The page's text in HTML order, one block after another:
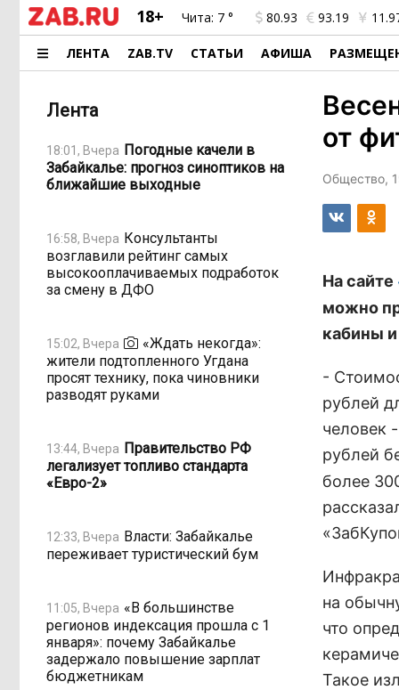
18+ Чита: 7 ° 80.93 93.19
ЛЕНТА ZAB.TV СТАТЬИ АФИША
Лента
18:01, Вчера Погодные качели в
Забайкалье: прогноз синоптиков на
ближайшие выходные
16:58, Вчера Консультанты
возглавили рейтинг самых
высокооплачиваемых подработок
за смену в ДФО
15:02, Вчера
«Ждать некогда»:
жители подтопленного Угдана
просят технику, пока чиновники
разводят руками
13:44, Вчера Правительство РФ
легализует топливо стандарта
«Евро-2»
12:33, Вчера Власти: Забайкалье
переживает туристический бум
11:05, Вчера «В большинстве
регионов индексация прошла с 1
января»: почему Забайкалье
задержало повышение зарплат
бюджетникам
от
Общество,
На сайте
можно
кабины
-
рублей
человек
рублей
более
на
что
Такое